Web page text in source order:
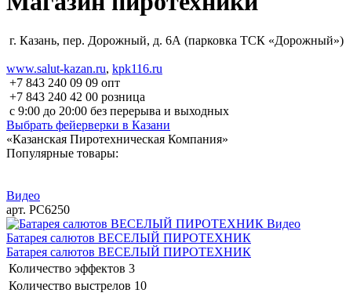
г. Казань, пер. Дорожный, д. 6А (парковка ТСК «Дорожный»)
www.salut-kazan.ru, kpk116.ru
+7 843 240 09 09 опт
+7 843 240 42 00 розница
с 9:00 до 20:00 без перерыва и выходных
Выбрать фейерверки в Казани
«Казанская Пиротехническая Компания»
Популярные товары:
Видео
арт. РС6250
Видео
Батарея салютов ВЕСЕЛЫЙ ПИРОТЕХНИК
Батарея салютов ВЕСЕЛЫЙ ПИРОТЕХНИК
Количество эффектов 3
Количество выстрелов 10